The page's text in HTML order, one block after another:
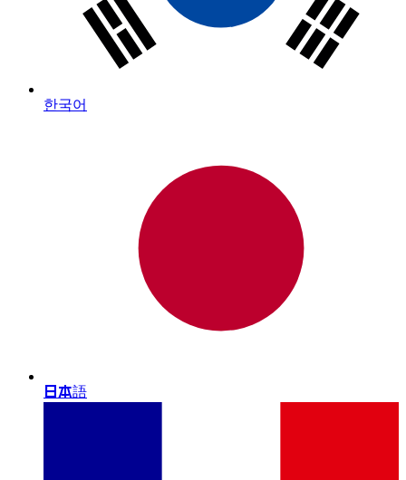
한국어
日本語